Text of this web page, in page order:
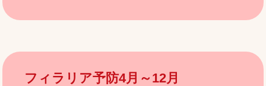
フィラリア予防4月～12月